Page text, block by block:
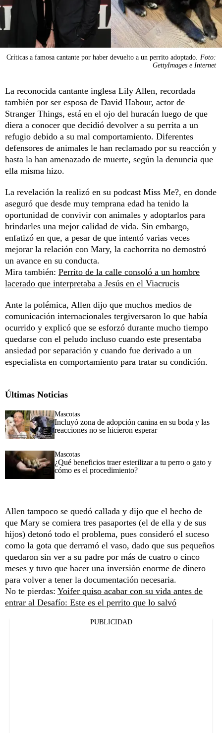
Críticas a famosa cantante por haber devuelto a un perrito adoptado.
Foto:
GettyImages e Internet
La reconocida cantante inglesa Lily Allen, recordada
también por ser esposa de David Habour, actor de
Stranger Things, está en el ojo del huracán luego de que
diera a conocer que decidió devolver a su perrita a un
refugio debido a su mal comportamiento. Diferentes
defensores de animales le han reclamado por su reacción y
hasta la han amenazado de muerte, según la denuncia que
ella misma hizo.
La revelación la realizó en su podcast Miss Me?, en donde
aseguró que desde muy temprana edad ha tenido la
oportunidad de convivir con animales y adoptarlos para
brindarles una mejor calidad de vida. Sin embargo,
enfatizó en que, a pesar de que intentó varias veces
mejorar la relación con Mary, la cachorrita no demostró
un avance en su conducta.
Mira también: Perrito de la calle consoló a un hombre
lacerado que interpretaba a Jesús en el Viacrucis
Ante la polémica, Allen dijo que muchos medios de
comunicación internacionales tergiversaron lo que había
ocurrido y explicó que se esforzó durante mucho tiempo
quedarse con el peludo incluso cuando este presentaba
ansiedad por separación y cuando fue derivado a un
especialista en comportamiento para tratar su condición.
Últimas Noticias
Mascotas
Incluyó zona de adopción canina en su boda y las
reacciones no se hicieron esperar
Mascotas
¿Qué beneficios traer esterilizar a tu perro o gato y
cómo es el procedimiento?
Allen tampoco se quedó callada y dijo que el hecho de
que Mary se comiera tres pasaportes (el de ella y de sus
hijos) detonó todo el problema, pues consideró el suceso
como la gota que derramó el vaso, dado que sus pequeños
quedaron sin ver a su padre por más de cuatro o cinco
meses y tuvo que hacer una inversión enorme de dinero
para volver a tener la documentación necesaria.
No te pierdas: Yoifer quiso acabar con su vida antes de
entrar al Desafío: Este es el perrito que lo salvó
PUBLICIDAD